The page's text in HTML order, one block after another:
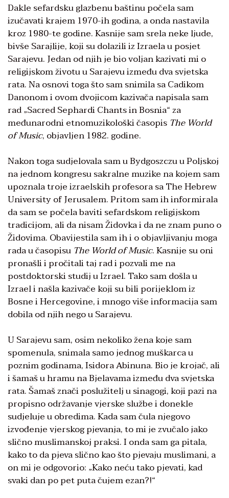
Dakle sefardsku glazbenu baštinu počela sam
izučavati krajem 1970-ih godina, a onda nastavila
kroz 1980-te godine. Kasnije sam srela neke ljude,
bivše Sarajlije, koji su dolazili iz Izraela u posjet
Sarajevu. Jedan od njih je bio voljan kazivati mi o
religijskom životu u Sarajevu između dva svjetska
rata. Na osnovi toga što sam snimila sa Cadikom
Danonom i ovom dvojicom kazivača napisala sam
rad „Sacred Sephardi Chants in Bosnia“ za
međunarodni etnomuzikološki časopis The World
of Music, objavljen 1982. godine.
Nakon toga sudjelovala sam u Bydgoszczu u Poljskoj
na jednom kongresu sakralne muzike na kojem sam
upoznala troje izraelskih profesora sa The Hebrew
University of Jerusalem. Pritom sam ih informirala
da sam se počela baviti sefardskom religijskom
tradicijom, ali da nisam Židovka i da ne znam puno o
Židovima. Obavijestila sam ih i o objavljivanju moga
rada u časopisu The World of Music. Kasnije su oni
pronašli i pročitali taj rad i pozvali me na
postdoktorski studij u Izrael. Tako sam došla u
Izrael i našla kazivače koji su bili porijeklom iz
Bosne i Hercegovine, i mnogo više informacija sam
dobila od njih nego u Sarajevu.
U Sarajevu sam, osim nekoliko žena koje sam
spomenula, snimala samo jednog muškarca u
poznim godinama, Isidora Abinuna. Bio je krojač, ali
i šamaš u hramu na Bjelavama između dva svjetska
rata. Šamaš znači poslužitelj u sinagogi, koji pazi na
propisno održavanje vjerske službe i donekle
sudjeluje u obredima. Kada sam čula njegovo
izvođenje vjerskog pjevanja, to mi je zvučalo jako
slično muslimanskoj praksi. I onda sam ga pitala,
kako to da pjeva slično kao što pjevaju muslimani, a
on mi je odgovorio: „Kako neću tako pjevati, kad
svaki dan po pet puta čujem ezan?!“